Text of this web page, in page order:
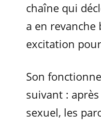
chaîne qui
a en revanche
excitation
Son
suivant :
sexuel, les